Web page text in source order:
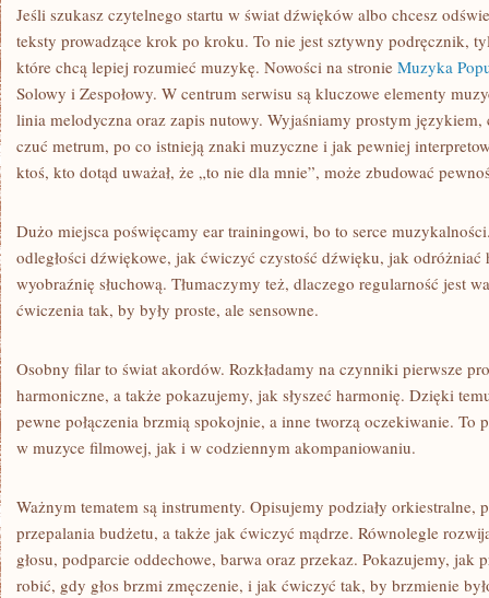
Jeśli szukasz czytelnego startu w świat dźwięków albo chcesz
teksty prowadzące krok po kroku. To nie jest sztywny podręcznik,
które chcą lepiej rozumieć muzykę. Nowości na stronie Muzyka
Solowy i Zespołowy. W centrum serwisu są kluczowe elementy
linia melodyczna oraz zapis nutowy. Wyjaśniamy prostym językiem,
czuć metrum, po co istnieją znaki muzyczne i jak pewniej
ktoś, kto dotąd uważał, że „to nie dla mnie”, może zbudować
Dużo miejsca poświęcamy ear trainingowi, bo to serce
odległości dźwiękowe, jak ćwiczyć czystość dźwięku, jak odróżniać
wyobraźnię słuchową. Tłumaczymy też, dlaczego regularność jest
ćwiczenia tak, by były proste, ale sensowne.
Osobny filar to świat akordów. Rozkładamy na czynniki pierwsze
harmoniczne, a także pokazujemy, jak słyszeć harmonię. Dzięki
pewne połączenia brzmią spokojnie, a inne tworzą oczekiwanie. To
w muzyce filmowej, jak i w codziennym akompaniowaniu.
Ważnym tematem są instrumenty. Opisujemy podziały orkiestralne,
przepalania budżetu, a także jak ćwiczyć mądrze. Równolegle
głosu, podparcie oddechowe, barwa oraz przekaz. Pokazujemy, jak
robić, gdy głos brzmi zmęczenie, i jak ćwiczyć tak, by brzmienie